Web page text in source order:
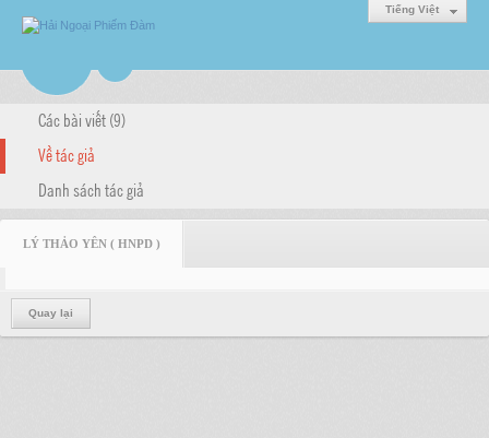
Tiếng Việt
Các bài viết (9)
Về tác giả
Danh sách tác giả
LÝ THẢO YÊN ( HNPD )
Quay lại